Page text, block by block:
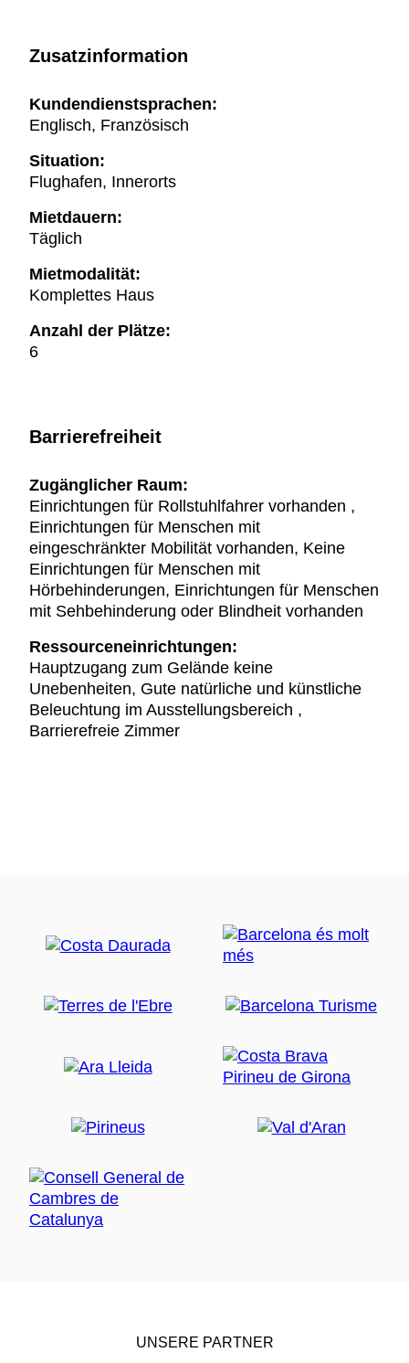
Zusatzinformation
Kundendienstsprachen:
Englisch, Französisch
Situation:
Flughafen, Innerorts
Mietdauern:
Täglich
Mietmodalität:
Komplettes Haus
Anzahl der Plätze:
6
Barrierefreiheit
Zugänglicher Raum:
Einrichtungen für Rollstuhlfahrer vorhanden ,
Einrichtungen für Menschen mit
eingeschränkter Mobilität vorhanden, Keine
Einrichtungen für Menschen mit
Hörbehinderungen, Einrichtungen für Menschen
mit Sehbehinderung oder Blindheit vorhanden
Ressourceneinrichtungen:
Hauptzugang zum Gelände keine
Unebenheiten, Gute natürliche und künstliche
Beleuchtung im Ausstellungsbereich ,
Barrierefreie Zimmer
UNSERE PARTNER